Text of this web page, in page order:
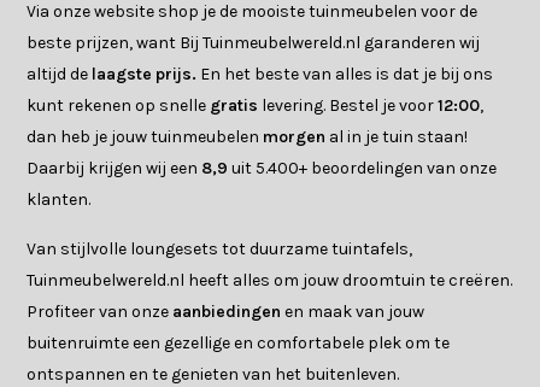
Via onze website shop je de mooiste tuinmeubelen voor de
beste prijzen, want Bij Tuinmeubelwereld.nl garanderen wij
altijd de laagste prijs. En het beste van alles is dat je bij ons
kunt rekenen op snelle gratis levering. Bestel je voor12:00,
dan heb je jouw tuinmeubelen morgen al in je tuin staan!
Daarbij krijgen wij een 8,9 uit 5.400+ beoordelingen van onze
klanten.
Van stijlvolle loungesets tot duurzame tuintafels,
Tuinmeubelwereld.nl heeft alles om jouw droomtuin te creëren.
Profiteer van onze aanbiedingen en maak van jouw
buitenruimte een gezellige en comfortabele plek om te
ontspannen en te genieten van het buitenleven.